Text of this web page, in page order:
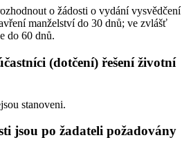
o žádosti o vydání vysvědčení
manželství do 30 dnů; ve zvlášť
do 60 dnů.
(dotčení) řešení životní
stanoveni.
jsou po žadateli požadovány